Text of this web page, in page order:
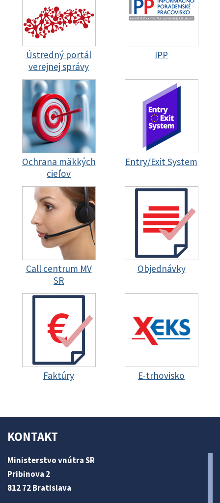
Ústredný portál
verejnej správy
IPP
Ochrana mäkkých
cieľov
Entry/Exit System
Call centrum MV
SR
Objednávky
Faktúry E-trhovisko
KONTAKT
Ministerstvo vnútra SR
Pribinova 2
812 72 Bratislava